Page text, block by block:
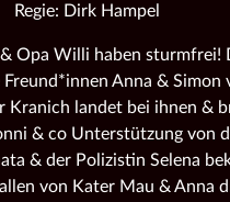
Regie: Dirk Hampel
Opa Willi haben sturmfrei!
Anna & Simon
Kranich landet bei ihnen &
& co Unterstützung von
& der Polizistin Selena
von Kater Mau & Anna